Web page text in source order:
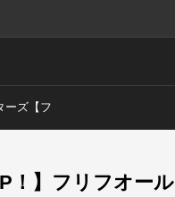
ーズ【フ
！】フリフオール